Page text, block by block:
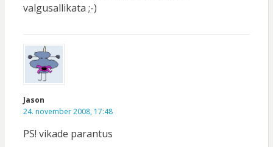
valgusallikata ;-)
Jason
24. november 2008, 17:48
PS! vikade parantus